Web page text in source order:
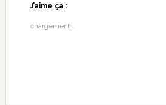
J’aime ça :
chargement…